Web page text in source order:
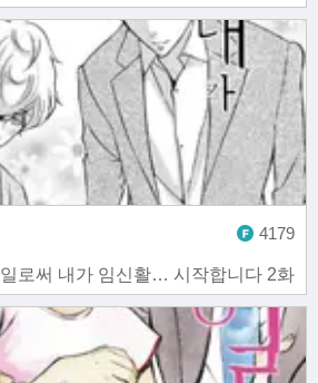
일로써 내가 임신활… 시작합니다 2화
4179